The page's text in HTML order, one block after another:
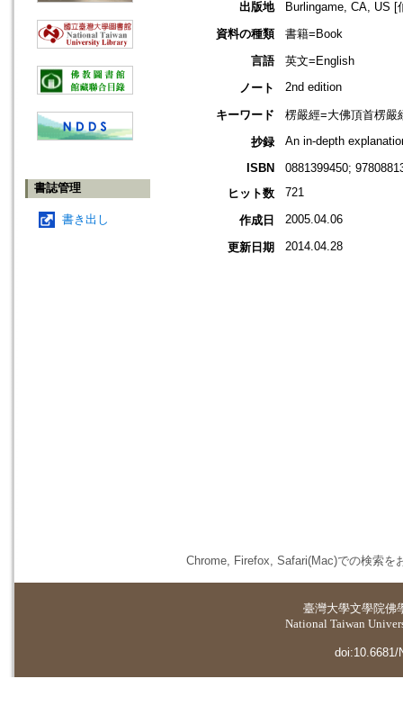
書誌管理
書き出し
出版地
Burlingame, CA, US
資料の種類
書籍=Book
言語
英文=English
ノート
2nd edition
キーワード
楞嚴經=大佛頂首楞嚴
抄録
An in-depth
ISBN
0881399450;
ヒット数
721
作成日 2005.04.06
更新日期 2014.04.28
Chrome, Firefox, Safari(Mac)での検索を
臺灣大學文學院佛
National Taiwan
doi:10.6681/